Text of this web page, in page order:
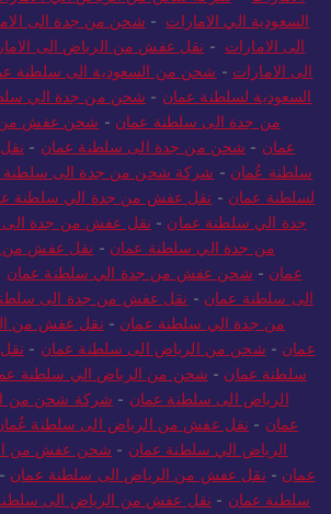
السعودية الي الامارات - شحن من جدة الى
الى الامارات - نقل عفش من الرياض الى
الى الامارات - شحن من السعودية الى سلطنة
السعودية لسلطنة عمان - شحن من جدة الي
من جدة الى سلطنة عمان - شحن عفش من
عمان - شحن من جدة الى سلطنة عمان -
سلطنة عُمان - شركة شحن من جدة الى سلطنة
لسلطنة عمان - نقل عفش من جدة الي سلطنة
جدة الي سلطنة عمان - نقل عفش من جدة الى
من جدة الي سلطنة عمان - نقل عفش من
عمان - شحن عفش من جدة الي سلطنة عمان
الى سلطنة عمان - نقل عفش من جدة الى
من جدة الي سلطنة عمان - نقل عفش من
عمان - شحن من الرياض الى سلطنة عمان -
سلطنة عمان - شحن من الرياض الي سلطنة
الرياض الى سلطنة عمان - شركة شحن من
عمان - نقل عفش من الرياض الى سلطنة
الرياض الي سلطنة عمان - شحن عفش من
عمان - نقل عفش من الرياض الى سلطنة عمان -
سلطنة عمان - نقل عفش من الرياض الى